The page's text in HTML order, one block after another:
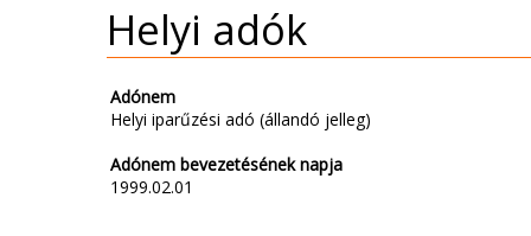
Helyi adók
Adónem
Helyi iparűzési adó (állandó jelleg)
Adónem bevezetésének napja
1999.02.01